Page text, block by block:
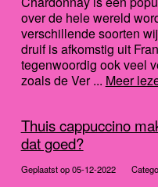
over de hele wereld
verschillende soorten
druif is afkomstig uit
tegenwoordig ook veel
zoals de Ver ... Meer
Thuis cappuccino
dat goed?
Geplaatst op 05-12-2022